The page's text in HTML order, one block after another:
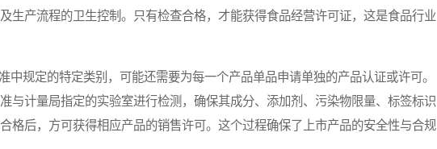
生产流程的卫生控制。只有检查合格，才能获得食品经营许可证，这是食品行业
规定的特定类别，可能还需要为每一个产品单品申请单独的产品认证或许可。
与计量局指定的实验室进行检测，确保其成分、添加剂、污染物限量、标签标识
格后，方可获得相应产品的销售许可。这个过程确保了上市产品的安全性与合规